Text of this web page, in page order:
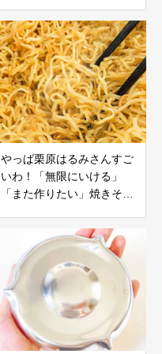
やっぱ栗原はるみさんすご
いわ！「無限にいける」
「また作りたい」焼きそば